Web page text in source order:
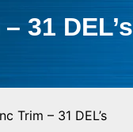
31 DEL’s
Trim – 31 DEL’s